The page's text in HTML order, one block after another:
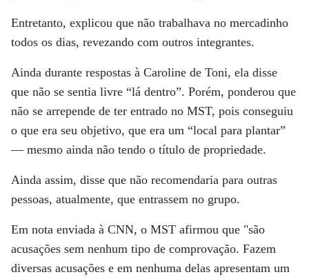
Entretanto, explicou que não trabalhava no mercadinho
todos os dias, revezando com outros integrantes.
Ainda durante respostas à Caroline de Toni, ela disse
que não se sentia livre “lá dentro”. Porém, ponderou que
não se arrepende de ter entrado no MST, pois conseguiu
o que era seu objetivo, que era um “local para plantar”
— mesmo ainda não tendo o título de propriedade.
Ainda assim, disse que não recomendaria para outras
pessoas, atualmente, que entrassem no grupo.
Em nota enviada à CNN, o MST afirmou que "são
acusações sem nenhum tipo de comprovação. Fazem
diversas acusações e em nenhuma delas apresentam um